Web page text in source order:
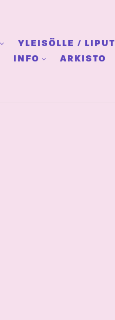
YLEISÖLLE / LIPUT
INFO ARKISTO